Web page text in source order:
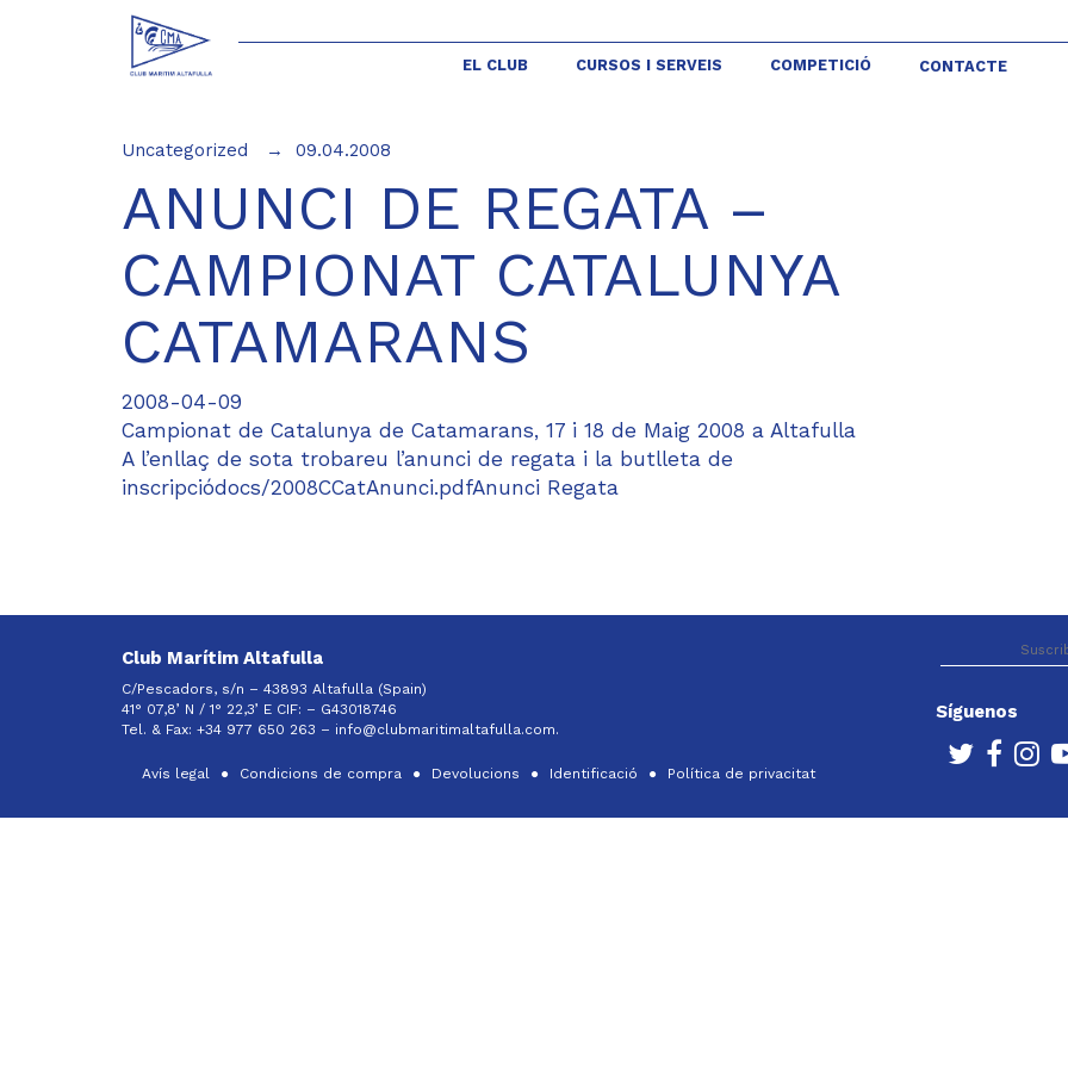
EL CLUB CURSOS I SERVEIS COMPETICIÓ CONTACTE
Uncategorized 09.04.2008
ANUNCI DE REGATA –
CAMPIONAT CATALUNYA
CATAMARANS
2008-04-09
Campionat de Catalunya de Catamarans, 17 i 18 de Maig 2008 a Altafulla
A l’enllaç de sota trobareu l’anunci de regata i la butlleta de
inscripciódocs/2008CCatAnunci.pdfAnunci Regata
Club Marítim Altafulla
C/Pescadors, s/n – 43893 Altafulla (Spain)
41° 07,8’ N / 1° 22,3’ E CIF: – G43018746
Tel. & Fax: +34 977 650 263 – info@clubmaritimaltafulla.com.
Avís legal Condicions de compra Devolucions Identificació Política de privacitat
Síguenos